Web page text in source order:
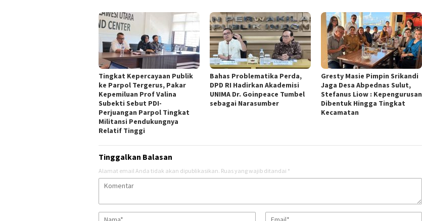
Tingkat Kepercayaan Publik
ke Parpol Tergerus, Pakar
Kepemiluan Prof Valina
Subekti Sebut PDI-
Perjuangan Parpol Tingkat
Militansi Pendukungnya
Relatif Tinggi
Bahas Problematika Perda,
DPD RI Hadirkan Akademisi
UNIMA Dr. Goinpeace Tumbel
sebagai Narasumber
Gresty Masie Pimpin Srikandi
Jaga Desa Abpednas Sulut,
Stefanus Liow : Kepengurusan
Dibentuk Hingga Tingkat
Kecamatan
Tinggalkan Balasan
Alamat email Anda tidak akan dipublikasikan. Ruas yang wajib ditandai *